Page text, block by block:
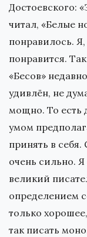
Достоевского:
читал, «Белые
понравилось. Я,
понравится.
«Бесов»
удивлён, не
мощно. То есть
умом
принять в
очень сильно.
великий
определением
только
так писать